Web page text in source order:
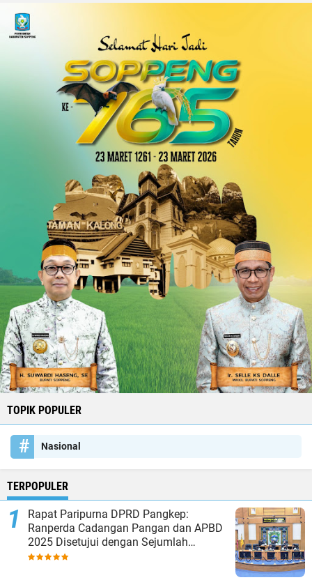
TOPIK POPULER
Nasional
TERPOPULER
Rapat Paripurna DPRD Pangkep:
Ranperda Cadangan Pangan dan APBD
2025 Disetujui dengan Sejumlah
Catatan